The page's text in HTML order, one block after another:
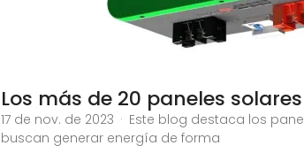
Los más de 20 paneles
17 de nov. de 2023 · Este blog destaca los
buscan generar energía de forma